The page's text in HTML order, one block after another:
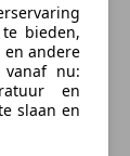
bieden,
en andere
nu:
en
slaan en